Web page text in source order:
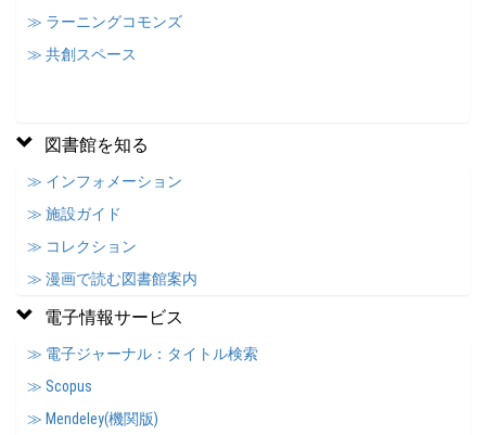
≫ ラーニングコモンズ
≫ 共創スペース
図書館を知る
≫ インフォメーション
≫ 施設ガイド
≫ コレクション
≫ 漫画で読む図書館案内
電子情報サービス
≫ 電子ジャーナル：タイトル検索
≫ Scopus
≫ Mendeley(機関版)